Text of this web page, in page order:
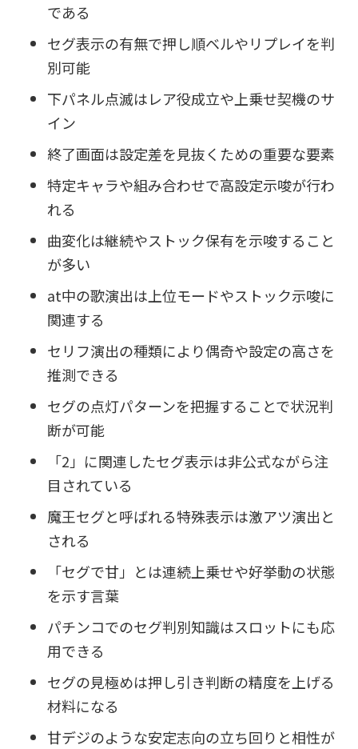
である
セグ表示の有無で押し順ベルやリプレイを判
別可能
下パネル点滅はレア役成立や上乗せ契機のサ
イン
終了画面は設定差を見抜くための重要な要素
特定キャラや組み合わせで高設定示唆が行わ
れる
曲変化は継続やストック保有を示唆すること
が多い
at中の歌演出は上位モードやストック示唆に
関連する
セリフ演出の種類により偶奇や設定の高さを
推測できる
セグの点灯パターンを把握することで状況判
断が可能
「2」に関連したセグ表示は非公式ながら注
目されている
魔王セグと呼ばれる特殊表示は激アツ演出と
される
「セグで甘」とは連続上乗せや好挙動の状態
を示す言葉
パチンコでのセグ判別知識はスロットにも応
用できる
セグの見極めは押し引き判断の精度を上げる
材料になる
甘デジのような安定志向の立ち回りと相性が